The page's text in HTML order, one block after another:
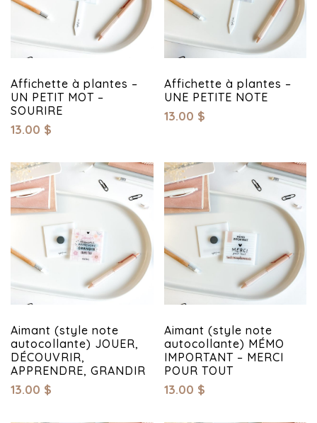
Affichette à plantes –
UN PETIT MOT –
SOURIRE
13.00 $
Affichette à plantes –
UNE PETITE NOTE
13.00 $
Aimant (style note
autocollante) JOUER,
DÉCOUVRIR,
APPRENDRE, GRANDIR
13.00 $
Aimant (style note
autocollante) MÉMO
IMPORTANT – MERCI
POUR TOUT
13.00 $